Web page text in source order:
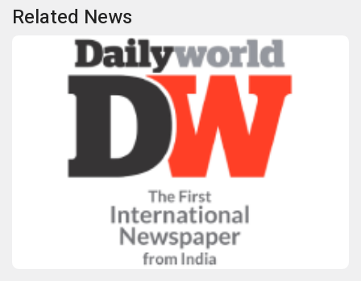
Related News